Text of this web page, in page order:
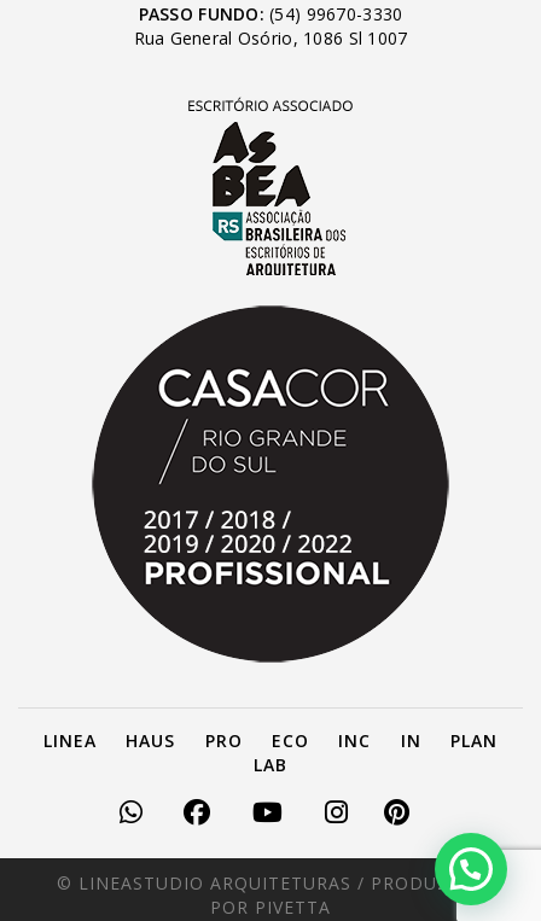
PASSO FUNDO: (54) 99670-3330
Rua General Osório, 1086 Sl 1007
LINEA HAUS PRO ECO INC IN
PLAN
LAB
© LINEASTUDIO ARQUITETURAS / PRODUZIDO
POR PIVETTA